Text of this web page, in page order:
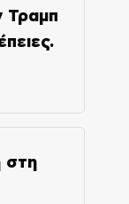
Τραμπ
στη